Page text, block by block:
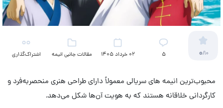
0/10
5 02 خرداد 1405 مقالات جانبی انیمه اشتراک‌گذاری
محبوب‌ترین انیمه های سریالی معمولاً دارای طراحی هنری منحصربه‌فرد و
کارگردانی خلاقانه هستند که به هویت آن‌ها شکل می‌دهد.